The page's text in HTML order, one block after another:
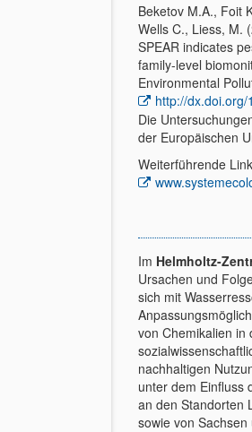
Beketov M.A., Foit
Wells C., Liess, M.
SPEAR indicates
family-level
Environmental
http://
Die
der Europäischen
Weiterführende
Im Helmholtz-
Ursachen und
sich mit
von Chemikalien in
nachhaltigen
unter dem Einfluss
an den Standorten
sowie von